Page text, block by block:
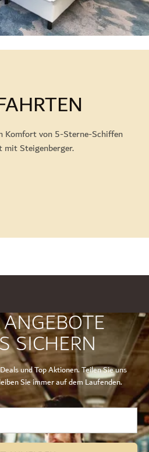
Komfort von 5-Sterne-Schiffen
Steigenberger.
SICHERN
und Top Aktionen. Teilen Sie uns
Sie immer auf dem Laufenden.